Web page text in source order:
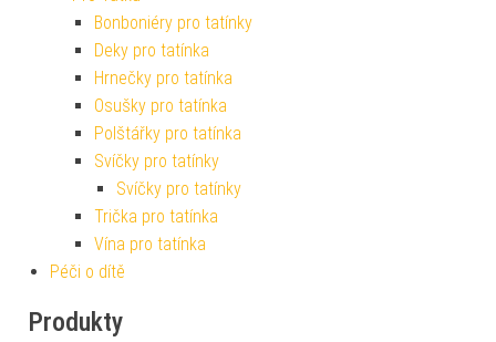
Bonboniéry pro tatínky
Deky pro tatínka
Hrnečky pro tatínka
Osušky pro tatínka
Polštářky pro tatínka
Svíčky pro tatínky
Svíčky pro tatínky
Trička pro tatínka
Vína pro tatínka
Péči o dítě
Produkty